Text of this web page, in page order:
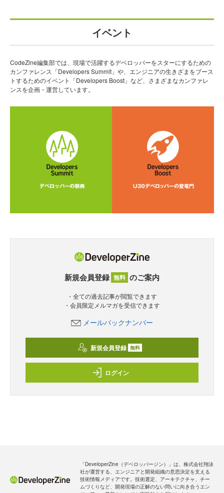
イベント
CodeZine編集部では、現場で活躍するデベロッパーをスターにするための
カンファレンス「Developers Summit」や、エンジニアの生きざまをブース
トするためのイベント「Developers Boost」など、さまざまなカンファレ
ンスを企画・運営しています。
新規会員登録 無料 のご案内
・全ての過去記事が閲覧できます
・会員限定メルマガを受信できます
メールバックナンバー
新規会員登録 無料
ログイン
「DeveloperZine（デベロッパージン）」は、株式会社翔泳
社が運営する、エンジニアと開発組織の意思決定を支える
技術情報メディアです。技術選定、アーキテクチャ、チー
ムづくりなど、開発現場の正解のない問いに向き合うエン